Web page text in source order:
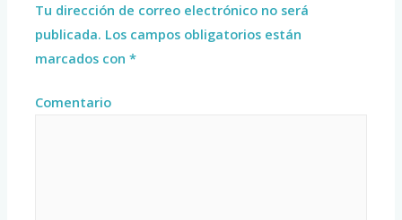
Tu dirección de correo electrónico no será
publicada. Los campos obligatorios están
marcados con*
Comentario